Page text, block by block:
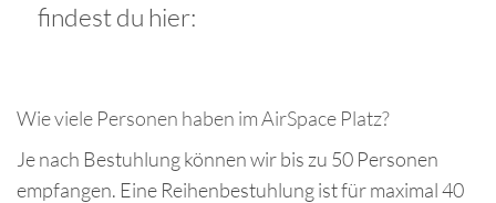
findest du hier:
Wie viele Personen haben im AirSpace Platz?
Je nach Bestuhlung können wir bis zu 50 Personen
empfangen. Eine Reihenbestuhlung ist für maximal 40